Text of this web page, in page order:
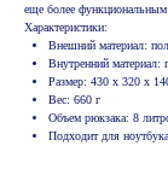
еще более функциональным
Характеристики:
Внешний материал:
Внутренний материал:
Размер: 430 х 320 х
Вес: 660 г
Объем рюкзака: 8
Подходит для